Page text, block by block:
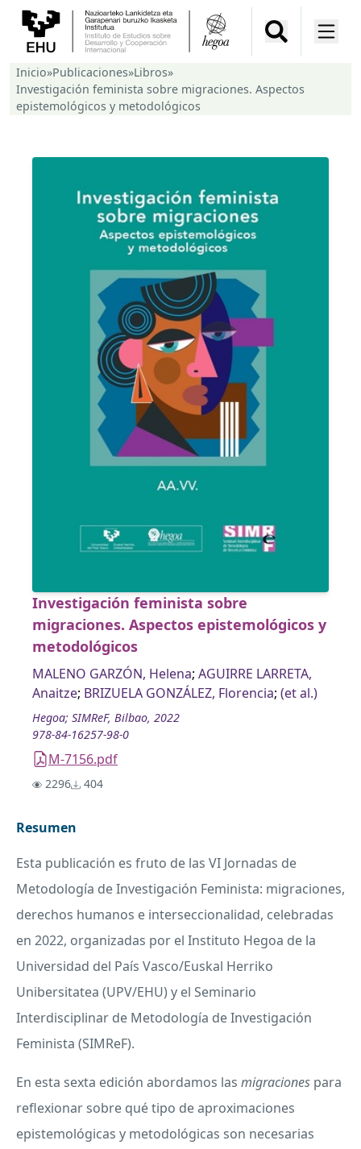
Inicio»Publicaciones»Libros»
Investigación feminista sobre migraciones. Aspectos
epistemológicos y metodológicos
Investigación feminista sobre
migraciones. Aspectos epistemológicos y
metodológicos
MALENO GARZÓN, Helena; AGUIRRE LARRETA,
Anaitze; BRIZUELA GONZÁLEZ, Florencia; (et al.)
Hegoa; SIMReF, Bilbao, 2022
978-84-16257-98-0
M-7156.pdf
2296 404
Resumen
Esta publicación es fruto de las VI Jornadas de
Metodología de Investigación Feminista: migraciones,
derechos humanos e interseccionalidad, celebradas
en 2022, organizadas por el Instituto Hegoa de la
Universidad del País Vasco/Euskal Herriko
Unibersitatea (UPV/EHU) y el Seminario
Interdisciplinar de Metodología de Investigación
Feminista (SIMReF).
En esta sexta edición abordamos las migraciones para
reflexionar sobre qué tipo de aproximaciones
epistemológicas y metodológicas son necesarias